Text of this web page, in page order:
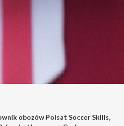
obozów Polsat Soccer Skills,